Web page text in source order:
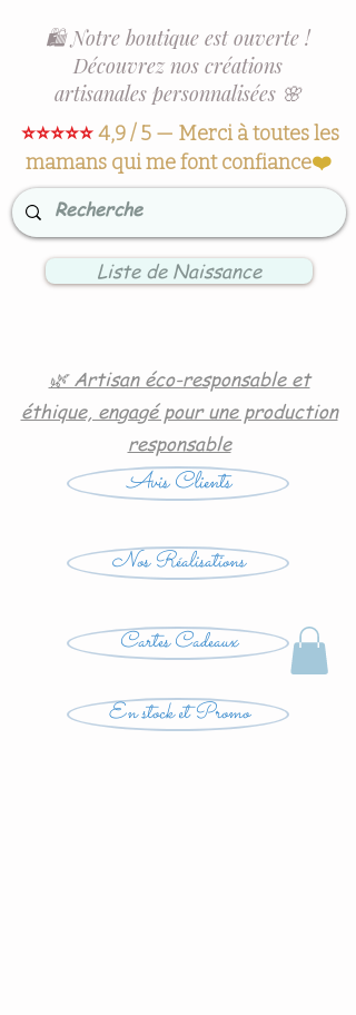
🛍️ Notre boutique est ouverte !
Découvrez nos créations
artisanales personnalisées 🌸
⭐⭐⭐⭐⭐4,9 / 5 — Merci à toutes les
mamans qui me font confiance❤️
Liste de Naissance
🌿 Artisan éco-responsable et
éthique, engagé pour une production
responsable
Avis Clients
Nos Réalisations
Cartes Cadeaux
En stock et Promo